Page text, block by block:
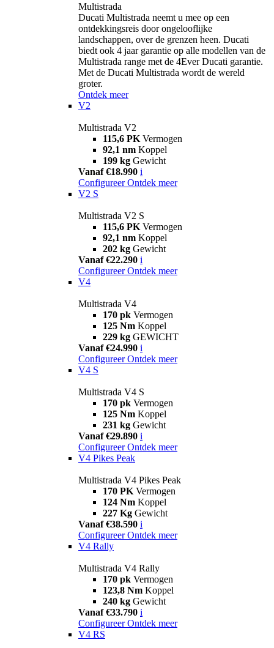
Multistrada
Ducati Multistrada neemt u mee op een
ontdekkingsreis door ongelooflijke
landschappen, over de grenzen heen. Ducati
biedt ook 4 jaar garantie op alle modellen van de
Multistrada range met de 4Ever Ducati garantie.
Met de Ducati Multistrada wordt de wereld
groter.
Ontdek meer
V2
Multistrada V2
115,6 PK Vermogen
92,1 nm Koppel
199 kg Gewicht
Vanaf €18.990 i
Configureer Ontdek meer
V2 S
Multistrada V2 S
115,6 PK Vermogen
92,1 nm Koppel
202 kg Gewicht
Vanaf €22.290 i
Configureer Ontdek meer
V4
Multistrada V4
170 pk Vermogen
125 Nm Koppel
229 kg GEWICHT
Vanaf €24.990 i
Configureer Ontdek meer
V4 S
Multistrada V4 S
170 pk Vermogen
125 Nm Koppel
231 kg Gewicht
Vanaf €29.890 i
Configureer Ontdek meer
V4 Pikes Peak
Multistrada V4 Pikes Peak
170 PK Vermogen
124 Nm Koppel
227 Kg Gewicht
Vanaf €38.590 i
Configureer Ontdek meer
V4 Rally
Multistrada V4 Rally
170 pk Vermogen
123,8 Nm Koppel
240 kg Gewicht
Vanaf €33.790 i
Configureer Ontdek meer
V4 RS